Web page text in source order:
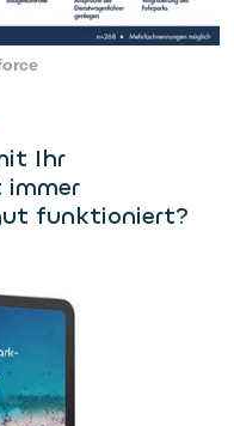
Ihr
funktioniert?